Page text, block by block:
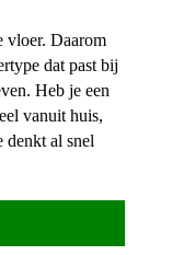
vloer.​ Daarom
dat past bij
Heb je een
vanuit huis,
denkt al snel